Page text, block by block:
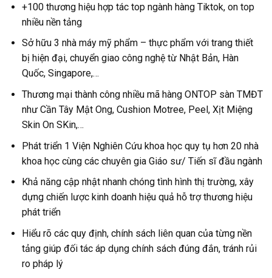
+100 thương hiệu hợp tác top ngành hàng Tiktok, on top
nhiều nền tảng
Sở hữu 3 nhà máy mỹ phẩm – thực phẩm với trang thiết
bị hiện đại, chuyển giao công nghệ từ Nhật Bản, Hàn
Quốc, Singapore,…
Thương mại thành công nhiều mã hàng ONTOP sàn TMĐT
như Cần Tây Mật Ong, Cushion Motree, Peel, Xịt Miệng
Skin On SKin,…
Phát triển 1 Viện Nghiên Cứu khoa học quy tụ hơn 20 nhà
khoa học cùng các chuyên gia Giáo sư/ Tiến sĩ đầu ngành
Khả năng cập nhật nhanh chóng tình hình thị trường, xây
dựng chiến lược kinh doanh hiệu quả hỗ trợ thương hiệu
phát triển
Hiểu rõ các quy định, chính sách liên quan của từng nền
tảng giúp đối tác áp dụng chính sách đúng đắn, tránh rủi
ro pháp lý